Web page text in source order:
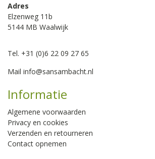
Adres
Elzenweg 11b
5144 MB Waalwijk
Tel. +31 (0)6 22 09 27 65
Mail info@sansambacht.nl
Informatie
Algemene voorwaarden
Privacy en cookies
Verzenden en retourneren
Contact opnemen